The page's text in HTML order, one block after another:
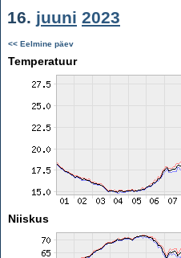
16. juuni 2023
<< Eelmine päev
Temperatuur
Niiskus